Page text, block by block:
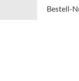
Bestell-